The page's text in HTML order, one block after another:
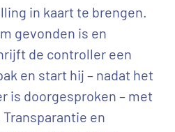
in kaart te brengen.
gevonden is en
de controller een
en start hij – nadat het
is doorgesproken – met
en